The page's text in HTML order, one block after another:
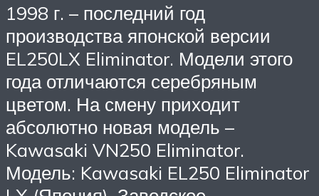
1998 г. – последний год
производства японской версии
EL250LX Eliminator. Модели этого
года отличаются серебряным
цветом. На смену приходит
абсолютно новая модель –
Kawasaki VN250 Eliminator.
Модель: Kawasaki EL250 Eliminator